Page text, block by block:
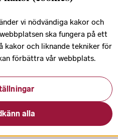
Rötter
vi nödvändiga kakor och
ska fungera på ett
kakor och liknande tekniker för
förbättra vår webbplats.
alla